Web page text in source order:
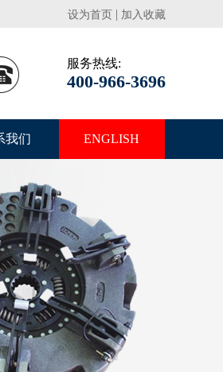
设为首页 | 加入收藏
服务热线:
400-966-3696
我们 ENGLISH